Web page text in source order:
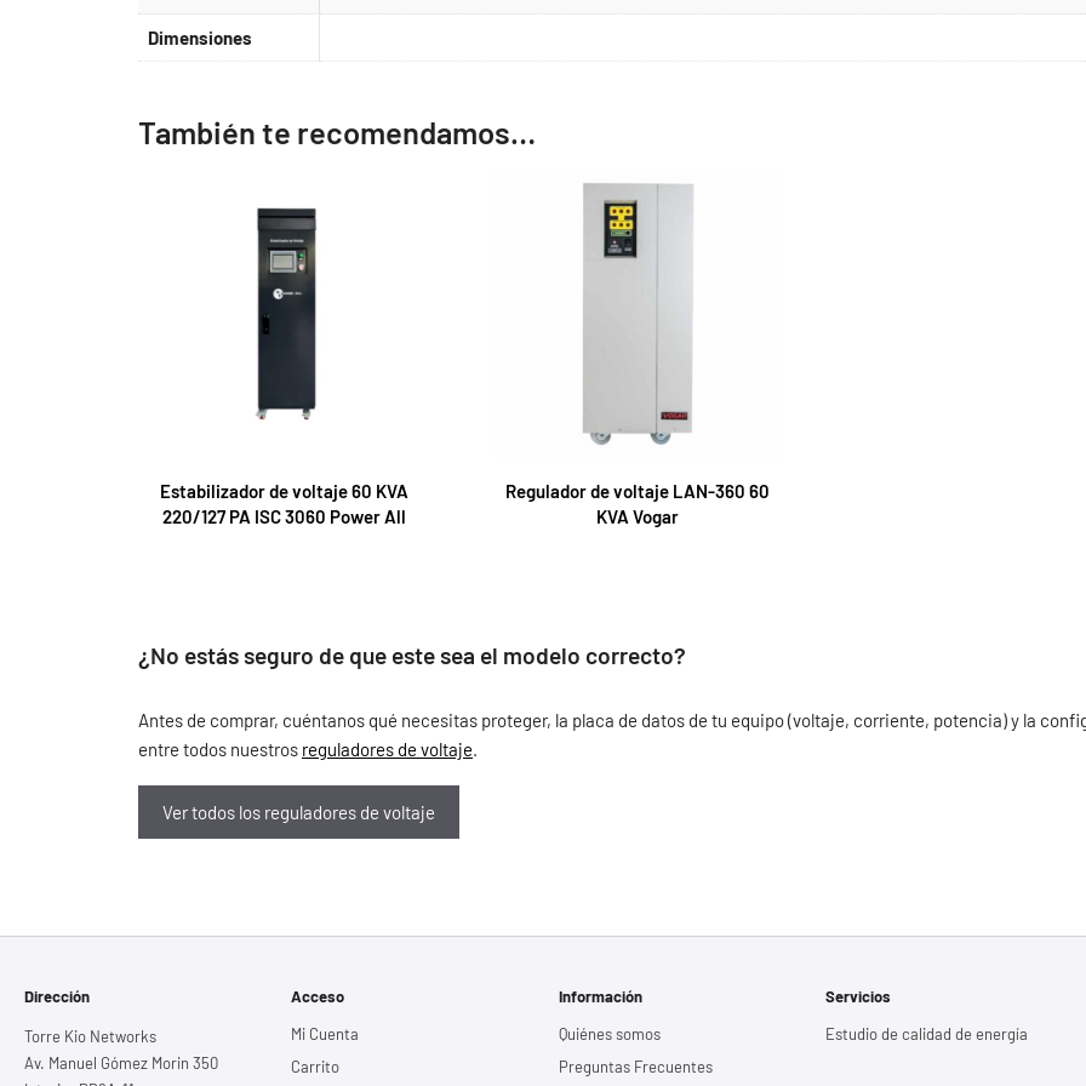
Dimensiones
También te recomendamos…
Estabilizador de voltaje 60 KVA
220/127 PA ISC 3060 Power All
Regulador de voltaje LAN-360 60
KVA Vogar
¿No estás seguro de que este sea el modelo correcto?
Antes de comprar, cuéntanos qué necesitas proteger, la placa de datos de tu equipo (voltaje, corriente, potencia) y la
entre todos nuestros reguladores de voltaje.
Ver todos los reguladores de voltaje
Dirección
Torre Kio Networks
Av. Manuel Gómez Morin 350
Acceso
Mi Cuenta
Carrito
Información
Quiénes somos
Preguntas Frecuentes
Servicios
Estudio de calidad de energía